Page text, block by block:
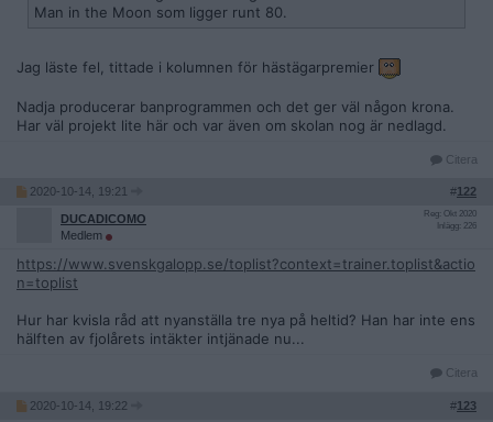
Man in the Moon som ligger runt 80.
Jag läste fel, tittade i kolumnen för hästägarpremier
Nadja producerar banprogrammen och det ger väl någon krona.
Har väl projekt lite här och var även om skolan nog är nedlagd.
Citera
2020-10-14, 19:21 #122
DUCADICOMO
Medlem
Reg: Okt 2020
Inlägg: 226
https://www.svenskgalopp.se/toplist?context=trainer.toplist&actio
n=toplist
Hur har kvisla råd att nyanställa tre nya på heltid? Han har inte ens
hälften av fjolårets intäkter intjänade nu...
Citera
2020-10-14, 19:22 #123